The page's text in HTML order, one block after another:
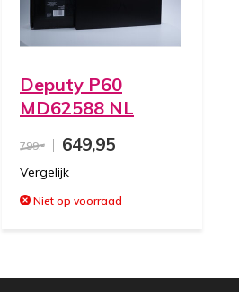
Deputy P60
MD62588 NL
799,- 649,95
Vergelijk
Niet op voorraad